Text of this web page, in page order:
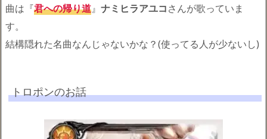
曲は『君への帰り道』 ナミヒラアユコさんが歌っていま
す。
結構隠れた名曲なんじゃないかな？(使ってる人が少ないし)
トロポンのお話